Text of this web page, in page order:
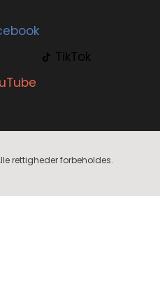
TikTok
rettigheder forbeholdes.